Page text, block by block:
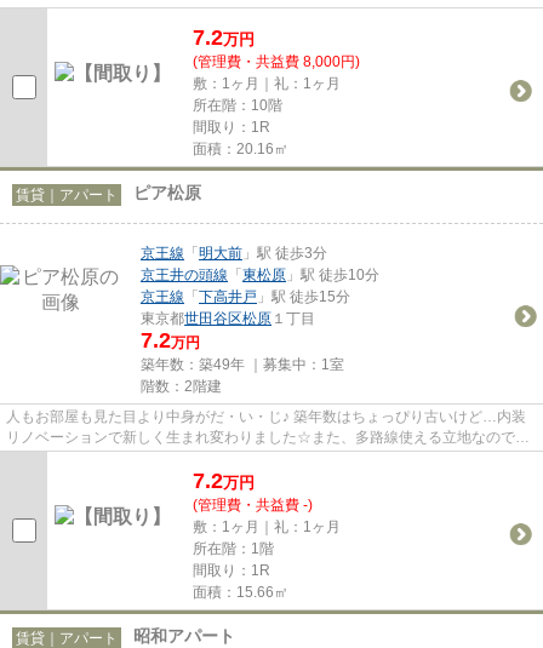
7.2万円
(管理費・共益費 8,000円)
敷：1ヶ月｜礼：1ヶ月
所在階：10階
間取り：1R
面積：20.16㎡
賃貸｜アパート ピア松原
京王線 「明大前 」駅 徒歩3分
京王井の頭線 「東松原 」駅 徒歩10分
京王線 「下高井戸 」駅 徒歩15分
東京都世田谷区松原 １丁目
7.2万円
築年数：築49年 ｜募集中： 1室
階数：2階建
人もお部屋も見た目より中身がだ・い・じ♪ 築年数はちょっぴり古いけど…内装
リノベーションで新しく生まれ変わりました☆また、多路線使える立地なので通
勤や休日のお出かけは楽ちん♪人...
7.2万円
(管理費・共益費 -)
敷：1ヶ月｜礼：1ヶ月
所在階：1階
間取り：1R
面積：15.66㎡
賃貸｜アパート 昭和アパート